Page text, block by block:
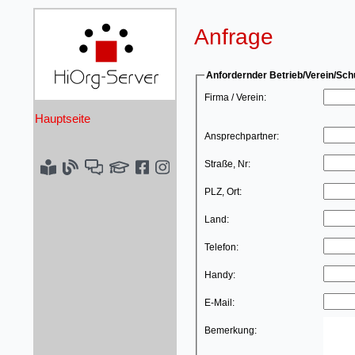
Hauptseite
Anfrage
Anfordernder Betrieb/Verein/
Firma / Verein:
Ansprechpartner:
Straße, Nr:
PLZ, Ort:
Land:
Telefon:
Handy:
E-Mail:
Bemerkung: